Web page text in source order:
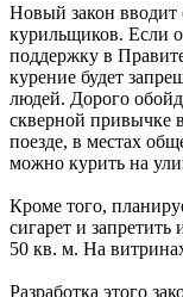
Новый закон вводит
курильщиков. Если
поддержку в
курение будет
людей. Дорого
скверной привычке
поезде, в местах
можно курить на
Кроме того,
сигарет и
50 кв. м. На
Разработка этого